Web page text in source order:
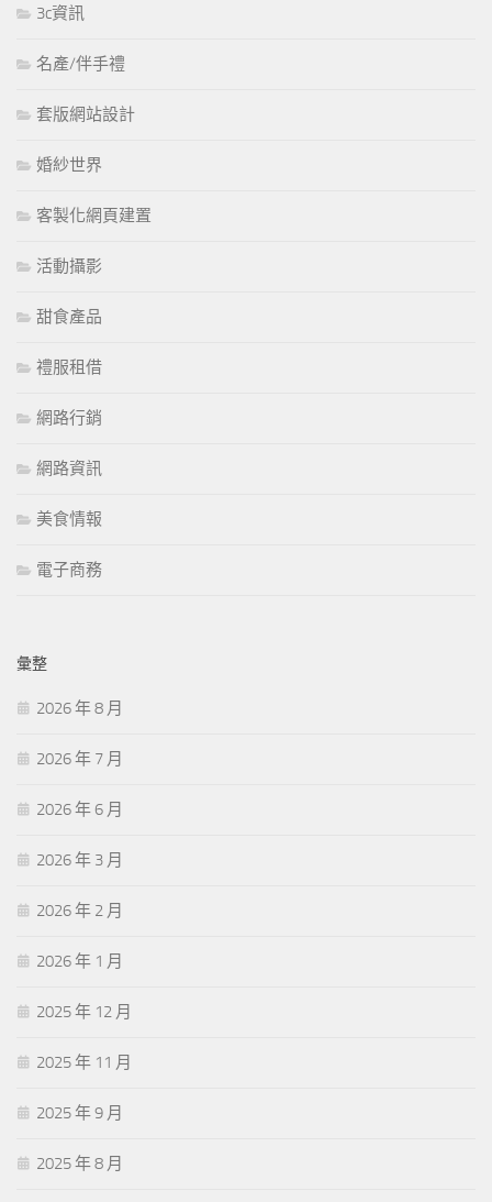
3c資訊
名產/伴手禮
套版網站設計
婚紗世界
客製化網頁建置
活動攝影
甜食產品
禮服租借
網路行銷
網路資訊
美食情報
電子商務
彙整
2026 年 8 月
2026 年 7 月
2026 年 6 月
2026 年 3 月
2026 年 2 月
2026 年 1 月
2025 年 12 月
2025 年 11 月
2025 年 9 月
2025 年 8 月